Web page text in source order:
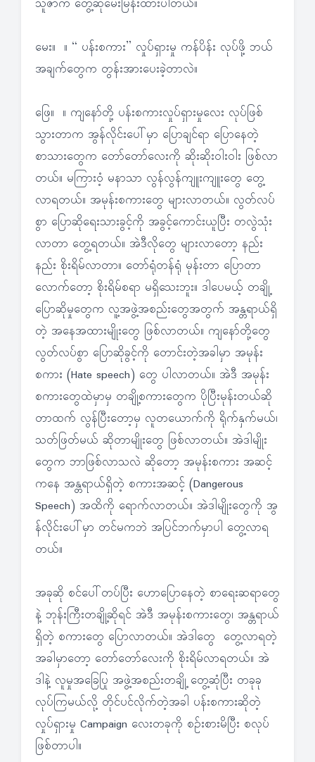
သူဇာက တွေ့ဆုံမေးမြန်းထားပါတယ်။
မေး။ ။ “ ပန်းစကား” လှုပ်ရှားမှု ကန်ပိန်း လုပ်ဖို့ ဘယ်
အချက်တွေက တွန်းအားပေးခဲ့တာလဲ။
ဖြေ။ ။ ကျနော်တို့ ပန်းစကားလှုပ်ရှားမှုလေး လုပ်ဖြစ်
သွားတာက အွန်လိုင်းပေါ်မှာ ပြောချင်ရာ ပြောနေတဲ့
စာသားတွေက တော်တော်လေးကို ဆိုးဆိုးဝါးဝါး ဖြစ်လာ
တယ်။ မကြားဝံ့ မနာသာ လွန်လွန်ကျူးကျူးတွေ တွေ့
လာရတယ်။ အမုန်းစကားတွေ များလာတယ်။ လွတ်လပ်
စွာ ပြောဆိုရေးသားခွင့်ကို အခွင့်ကောင်းယူပြီး တလွဲသုံး
လာတာ တွေ့ရတယ်။ အဲဒီလိုတွေ များလာတော့ နည်း
နည်း စိုးရိမ်လာတာ။ တော်ရုံတန်ရုံ မုန်းတာ ပြောတာ
လောက်တော့ စိုးရိမ်စရာ မရှိသေးဘူး။ ဒါပေမယ့် တချို့
ပြောဆိုမှုတွေက လူ့အဖွဲ့အစည်းတွေအတွက် အန္တရာယ်ရှိ
တဲ့ အနေအထားမျိုးတွေ ဖြစ်လာတယ်။ ကျနော်တို့တွေ
လွတ်လပ်စွာ ပြောဆိုခွင့်ကို တောင်းတဲ့အခါမှာ အမုန်း
စကား (Hate speech) တွေ ပါလာတယ်။ အဲဒီ အမုန်း
စကားတွေထဲမှာမှ တချို့စကားတွေက ပိုပြီးမုန်းတယ်ဆို
တာထက် လွန်ပြီးတော့မှ လူတယောက်ကို ရိုက်နှက်မယ်၊
သတ်ဖြတ်မယ် ဆိုတာမျိုးတွေ ဖြစ်လာတယ်။ အဲဒါမျိုး
တွေက ဘာဖြစ်လာသလဲ ဆိုတော့ အမုန်းစကား အဆင့်
ကနေ အန္တရာယ်ရှိတဲ့ စကားအဆင့် (Dangerous
Speech) အထိကို ရောက်လာတယ်။ အဲဒါမျိုးတွေကို အွ
န်လိုင်းပေါ်မှာ တင်မကဘဲ အပြင်ဘက်မှာပါ တွေ့လာရ
တယ်။
အခုဆို စင်ပေါ်တပ်ပြီး ဟောပြောနေတဲ့ စာရေးဆရာတွေ
နဲ့ ဘုန်းကြီးတချို့ဆိုရင် အဲဒီ အမုန်းစကားတွေ၊ အန္တရာယ်
ရှိတဲ့ စကားတွေ ပြောလာတယ်။ အဲဒါတွေ တွေ့လာရတဲ့
အခါမှာတော့ တော်တော်လေးကို စိုးရိမ်လာရတယ်။ အဲ
ဒါနဲ့ လူမှုအခြေပြု အဖွဲ့အစည်းတချို့ တွေ့ဆုံပြီး တခုခု
လုပ်ကြမယ်လို့ တိုင်ပင်လိုက်တဲ့အခါ ပန်းစကားဆိုတဲ့
လှုပ်ရှားမှု Campaign လေးတခုကို စဉ်းစားမိပြီး စလုပ်
ဖြစ်တာပါ။